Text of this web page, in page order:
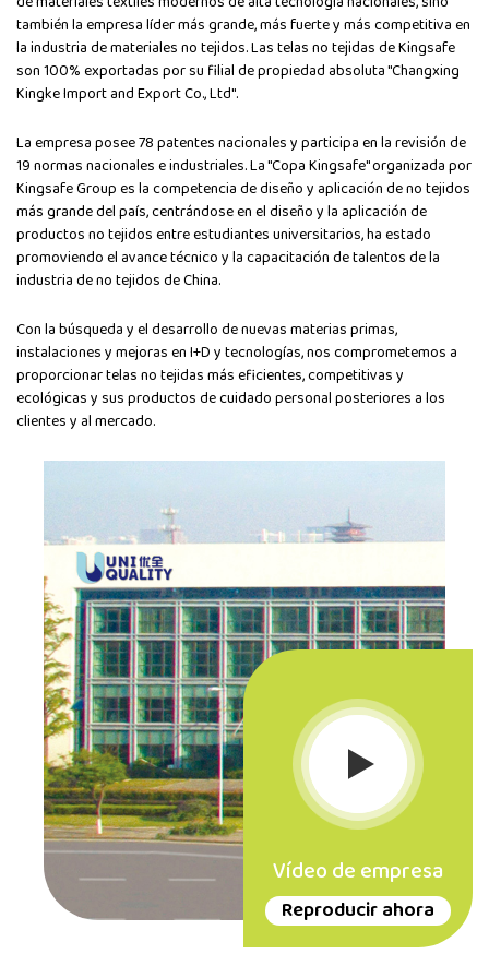
también la empresa líder más grande, más fuerte y más competitiva en
la industria de materiales no tejidos. Las telas no tejidas de Kingsafe
son 100% exportadas por su filial de propiedad absoluta "Changxing
Kingke Import and Export Co., Ltd".
La empresa posee 78 patentes nacionales y participa en la revisión de
19 normas nacionales e industriales. La "Copa Kingsafe" organizada por
Kingsafe Group es la competencia de diseño y aplicación de no tejidos
más grande del país, centrándose en el diseño y la aplicación de
productos no tejidos entre estudiantes universitarios, ha estado
promoviendo el avance técnico y la capacitación de talentos de la
industria de no tejidos de China.
Con la búsqueda y el desarrollo de nuevas materias primas,
instalaciones y mejoras en I+D y tecnologías, nos comprometemos a
proporcionar telas no tejidas más eficientes, competitivas y
ecológicas y sus productos de cuidado personal posteriores a los
clientes y al mercado.
Vídeo de empresa
Reproducir ahora